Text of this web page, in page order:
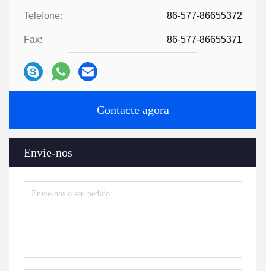
Telefone: 86-577-86655372
Fax: 86-577-86655371
Contacte agora
Envie-nos